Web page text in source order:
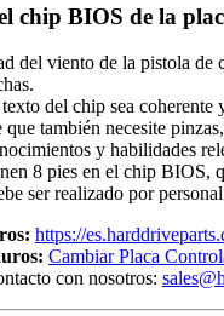
chip BIOS de la
del viento de la pistola
del chip sea coherente
también necesite
y habilidades
8 pies en el chip BIOS,
ser realizado por
https://
Cambiar Placa
con nosotros: